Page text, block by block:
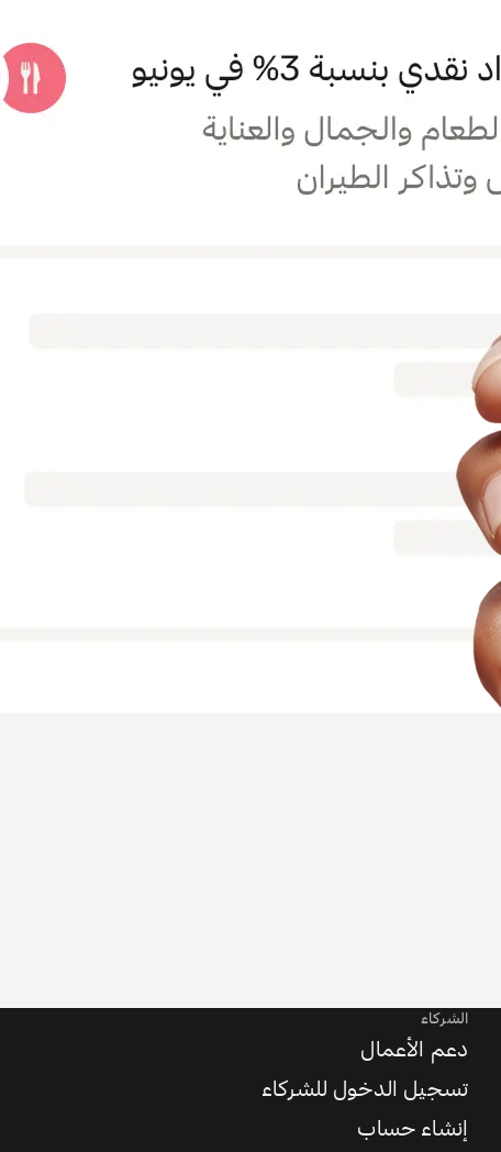
الشركاء
دعم الأعمال
تسجيل الدخول للشركاء
إنشاء حساب